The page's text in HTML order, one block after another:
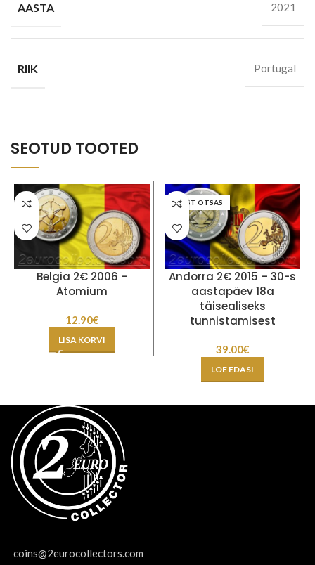
AASTA 2021
RIIK Portugal
SEOTUD TOOTED
Belgia 2€ 2006 –
Atomium
12.90€
LISA KORVI
LAOST OTSAS
Andorra 2€ 2015 – 30-s
aastapäev 18a
täisealiseks
tunnistamisest
39.00€
LOE EDASI
coins@2eurocollectors.com